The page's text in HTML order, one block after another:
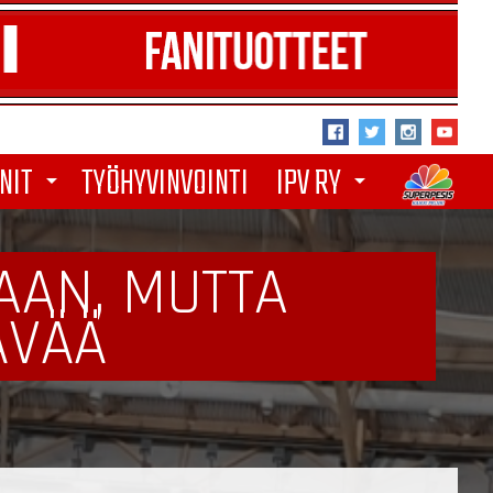
arrow_drop_down TYÖHYVINVOINTI IPV RY arrow_drop_down
MUTTA